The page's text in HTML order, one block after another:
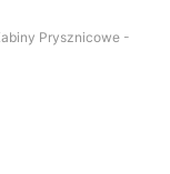
Prysznicowe -